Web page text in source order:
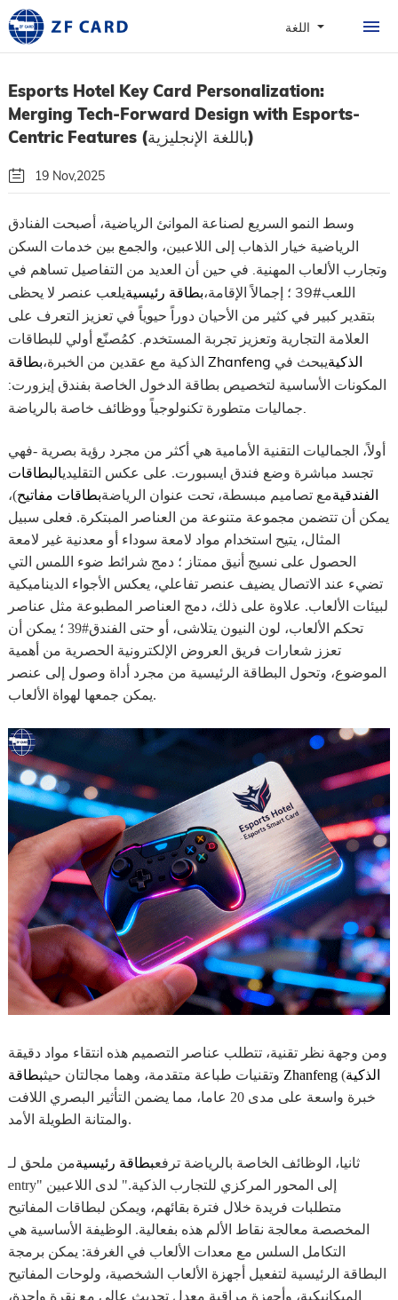
اللغةالمنزل
حول
الاتصال
Esports Hotel Key Card Personalization:
Merging Tech-Forward Design with Esports-
Centric Features (باللغة الإنجليزية)
19 Nov,2025
بواسطة: شركة قوانغتشو تشانفنغ لتكنولوجيا البطاقات الذكية المحدودة
اتبعونا
وسط النمو السريع لصناعة الموانئ الرياضية، أصبحت الفنادق
الرياضية خيار الذهاب إلى اللاعبين، والجمع بين خدمات السكن
وتجارب الألعاب المهنية. في حين أن العديد من التفاصيل تساهم في
اللعب#39 ؛ إجمالاً الإقامة،
بطاقة رئيسيةيلعب عنصر لا يحظى
بتقدير كبير في كثير من الأحيان دوراً حيوياً في تعزيز التعرف على
العلامة التجارية وتعزيز تجربة المستخدم. كمُصنّع أولي للبطاقات
الذكية مع عقدين من الخبرة،
بطاقة Zhanfeng الذكيةيبحث في
المكونات الأساسية لتخصيص بطاقة الدخول الخاصة بفندق إيزورت:
جماليات متطورة تكنولوجياً ووظائف خاصة بالرياضة.
أولاً، الجماليات التقنية الأمامية هي أكثر من مجرد رؤية بصرية -فهي
تجسد مباشرة وضع فندق ايسبورت. على عكس التقليديالبطاقات
الفندقيةمع تصاميم مبسطة، تحت عنوان الرياضةبطاقات مفاتيح)،
يمكن أن تتضمن مجموعة متنوعة من العناصر المبتكرة. فعلى سبيل
المثال، يتيح استخدام مواد لامعة سوداء أو معدنية غير لامعة
الحصول على نسيج أنيق ممتاز ؛ دمج شرائط ضوء اللمس التي
تضيء عند الاتصال يضيف عنصر تفاعلي، يعكس الأجواء الديناميكية
لبيئات الألعاب. علاوة على ذلك، دمج العناصر المطبوعة مثل عناصر
تحكم الألعاب، لون النيون يتلاشى، أو حتى الفندق#39 ؛ يمكن أن
تعزز شعارات فريق العروض الإلكترونية الحصرية من أهمية
الموضوع، وتحول البطاقة الرئيسية من مجرد أداة وصول إلى عنصر
يمكن جمعها لهواة الألعاب.
ومن وجهة نظر تقنية، تتطلب عناصر التصميم هذه انتقاء مواد دقيقة
وتقنيات طباعة متقدمة، وهما مجالتان حيث
بطاقة Zhanfeng الذكية)
خبرة واسعة على مدى 20 عاما، مما يضمن التأثير البصري اللافت
والمتانة الطويلة الأمد.
ثانيا، الوظائف الخاصة بالرياضة ترفعبطاقة رئيسيةمن ملحق لـ
entry" إلى المحور المركزي للتجارب الذكية." لدى اللاعبين
متطلبات فريدة خلال فترة بقائهم، ويمكن لبطاقات المفاتيح
المخصصة معالجة نقاط الألم هذه بفعالية. الوظيفة الأساسية هي
التكامل السلس مع معدات الألعاب في الغرفة: يمكن برمجة
البطاقة الرئيسية لتفعيل أجهزة الألعاب الشخصية، ولوحات المفاتيح
الميكانيكية، وأجهزة مراقبة معدل تحديث عالي مع نقرة واحدة،